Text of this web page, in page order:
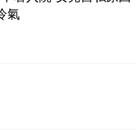
氣